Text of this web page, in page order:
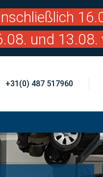
und 13.08.
+31(0) 487 517960